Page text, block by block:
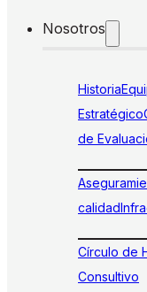
Nosotros
Historia
Estratégico
de
calidad
Círculo de
Consultivo